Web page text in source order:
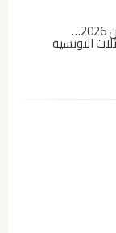
صرف جرايات وأجور شهر جوان 2026…
التونسية